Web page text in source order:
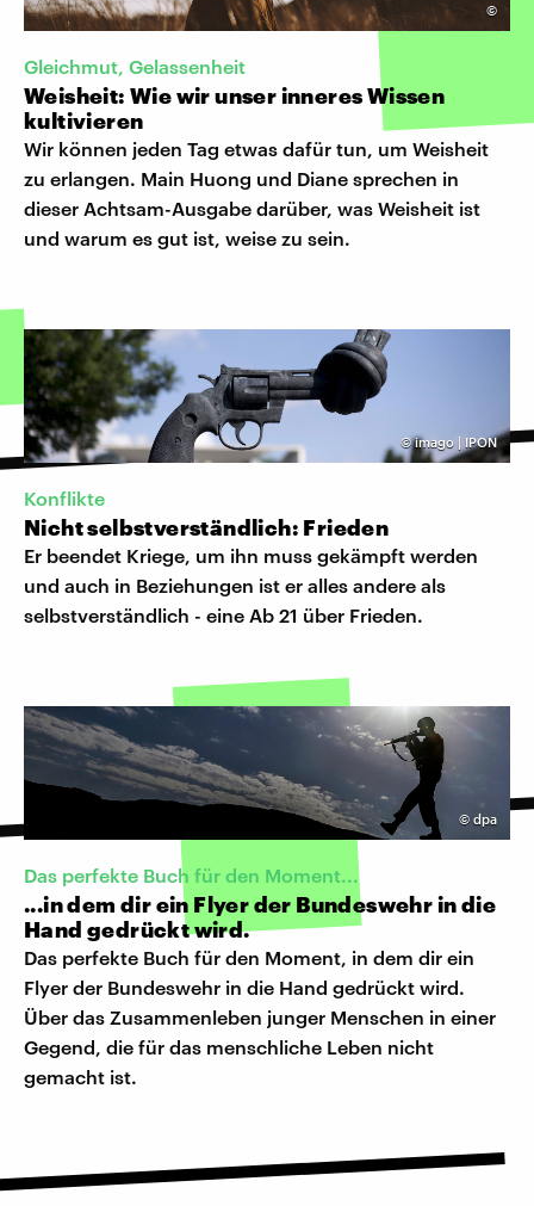
©
Gleichmut, Gelassenheit
Weisheit: Wie wir unser inneres Wissen
kultivieren
Wir können jeden Tag etwas dafür tun, um Weisheit
zu erlangen. Main Huong und Diane sprechen in
dieser Achtsam-Ausgabe darüber, was Weisheit ist
und warum es gut ist, weise zu sein.
©imago | IPON
Konflikte
Nicht selbstverständlich: Frieden
Er beendet Kriege, um ihn muss gekämpft werden
und auch in Beziehungen ist er alles andere als
selbstverständlich - eine Ab 21 über Frieden.
© dpa
Das perfekte Buch für den Moment...
...in dem dir ein Flyer der Bundeswehr in die
Hand gedrückt wird.
Das perfekte Buch für den Moment, in dem dir ein
Flyer der Bundeswehr in die Hand gedrückt wird.
Über das Zusammenleben junger Menschen in einer
Gegend, die für das menschliche Leben nicht
gemacht ist.